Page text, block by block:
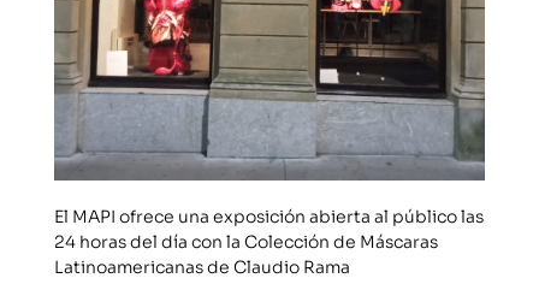
El MAPI ofrece una exposición abierta al público las
24 horas del día con la Colección de Máscaras
Latinoamericanas de Claudio Rama